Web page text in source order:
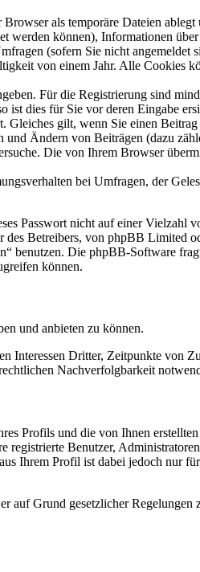
als temporäre Dateien
werden können), Informationen
(sofern Sie nicht angemeldet
von einem Jahr. Alle Cookies
Für die Registrierung sind
ist dies für Sie vor deren Eingabe
Gleiches gilt, wenn Sie einen
Ändern von Beiträgen (dazu
Die von Ihrem Browser
bei Umfragen, der
Passwort nicht auf einer Vielzahl
Betreibers, von phpBB Limited
benutzen. Die phpBB-Software
können.
und anbieten zu können.
Interessen Dritter, Zeitpunkte von
Nachverfolgbarkeit
Profils und die von Ihnen
Benutzer,
Ihrem Profil ist dabei jedoch nur
Grund gesetzlicher Regelungen